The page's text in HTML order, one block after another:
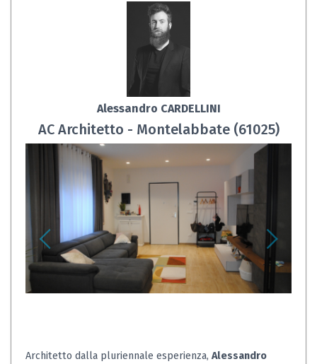
Alessandro CARDELLINI
AC Architetto - Montelabbate (61025)
Architetto dalla pluriennale esperienza, Alessandro